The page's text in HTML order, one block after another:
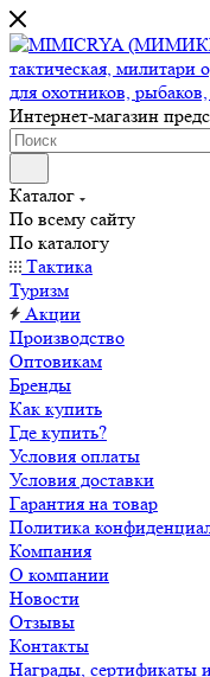
Интернет-магазин
Каталог
По всему сайту
По каталогу
Тактика
Туризм
Акции
Производство
Оптовикам
Бренды
Как купить
Где купить?
Условия оплаты
Условия доставки
Гарантия на товар
Политика
Компания
О компании
Новости
Отзывы
Контакты
Награды, сертификаты